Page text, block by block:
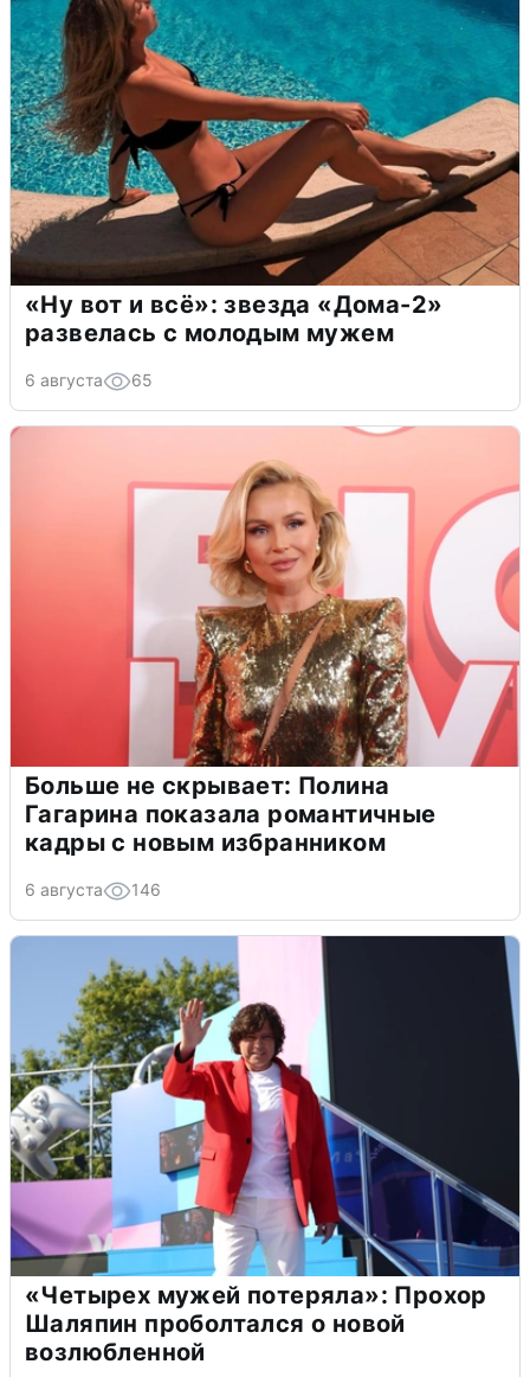
«Ну вот и всё»: звезда «Дома-2»
развелась с молодым мужем
6 августа 65
Больше не скрывает: Полина
Гагарина показала романтичные
кадры с новым избранником
6 августа 146
«Четырех мужей потеряла»: Прохор
Шаляпин проболтался о новой
возлюбленной